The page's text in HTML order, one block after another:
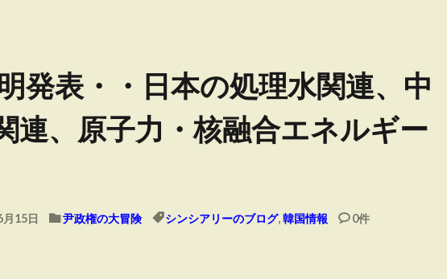
発表・・日本の処理水関連、中
連、原子力・核融合エネルギー
15日 尹政権の大冒険 シンシアリーのブログ,韓国情報 0件